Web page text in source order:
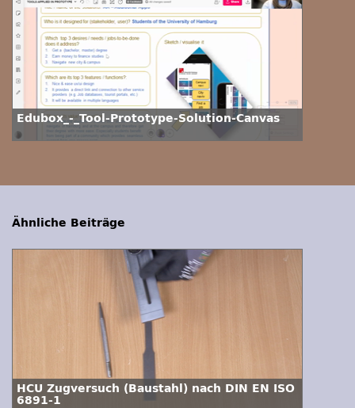
Edubox_-_Tool-Prototype-Solution-Canvas
Ähnliche Beiträge
HCU Zugversuch (Baustahl) nach DIN EN ISO
6891-1